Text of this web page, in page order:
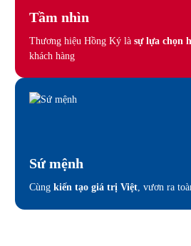
Tầm nhìn
Thương hiệu Hồng Ký làsự lựa chọn
khách hàng
Sứ mệnh
Cùngkiến tạo giá trị Việt, vươn ra